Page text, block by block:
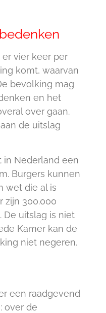
er vier keer per
komt, waarvan
bevolking mag
en het
over gaan.
de uitslag
in Nederland een
Burgers kunnen
wet die al is
zijn 300.000
De uitslag is niet
Kamer kan de
niet negeren.
een raadgevend
over de